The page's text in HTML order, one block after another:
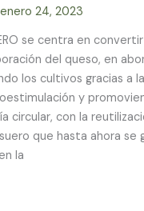
enero 24, 2023
se centra en
del queso, en
los cultivos gracias a la
y
circular, con la
que hasta ahora se
la